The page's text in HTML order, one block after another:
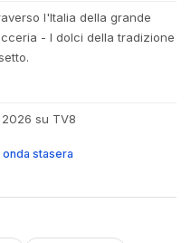
l'Italia della grande
- I dolci della tradizione
su TV8
stasera